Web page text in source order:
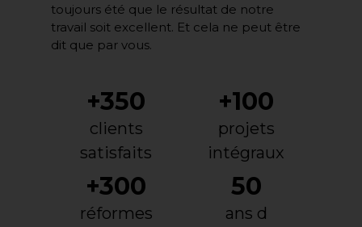
toujours été que le résultat de notre
travail soit excellent. Et cela ne peut être
dit que par vous.
+350
clients
satisfaits
+100
projets
intégraux
+300
réformes
50
ans d